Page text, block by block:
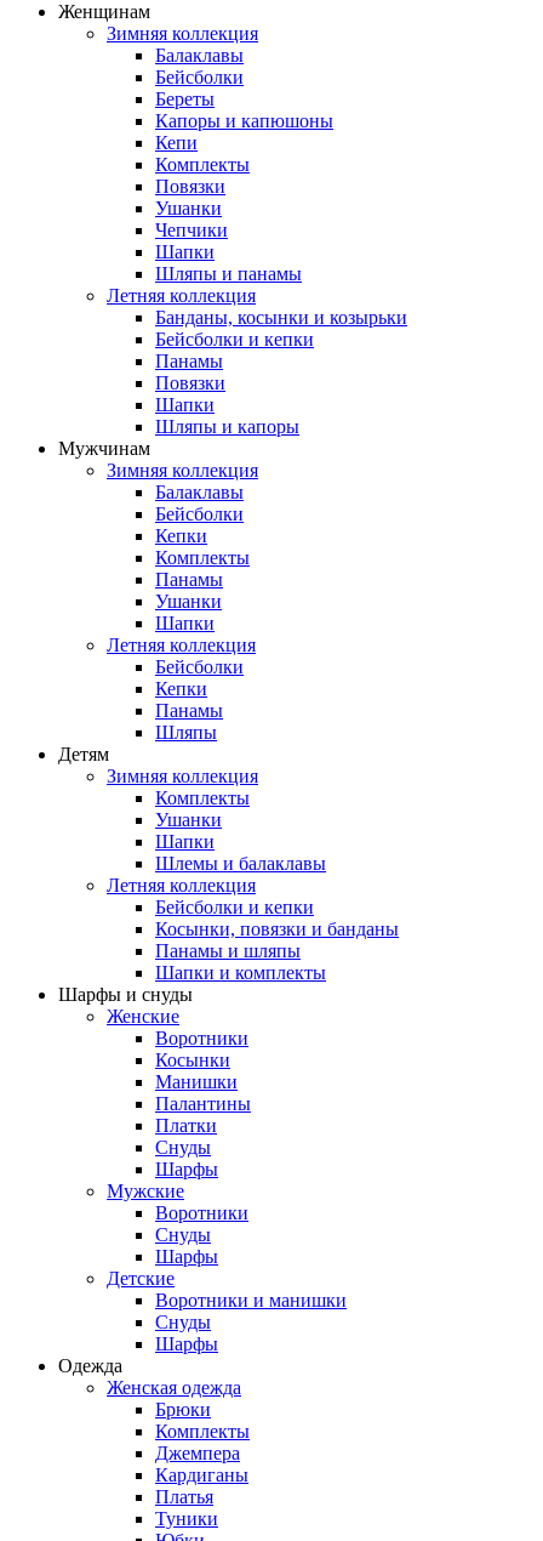
Женщинам
Зимняя коллекция
Балаклавы
Бейсболки
Береты
Капоры и капюшоны
Кепи
Комплекты
Повязки
Ушанки
Чепчики
Шапки
Шляпы и панамы
Летняя коллекция
Банданы, косынки и козырьки
Бейсболки и кепки
Панамы
Повязки
Шапки
Шляпы и капоры
Мужчинам
Зимняя коллекция
Балаклавы
Бейсболки
Кепки
Комплекты
Панамы
Ушанки
Шапки
Летняя коллекция
Бейсболки
Кепки
Панамы
Шляпы
Детям
Зимняя коллекция
Комплекты
Ушанки
Шапки
Шлемы и балаклавы
Летняя коллекция
Бейсболки и кепки
Косынки, повязки и банданы
Панамы и шляпы
Шапки и комплекты
Шарфы и снуды
Женские
Воротники
Косынки
Манишки
Палантины
Платки
Снуды
Шарфы
Мужские
Воротники
Снуды
Шарфы
Детские
Воротники и манишки
Снуды
Шарфы
Одежда
Женская одежда
Брюки
Комплекты
Джемпера
Кардиганы
Платья
Туники